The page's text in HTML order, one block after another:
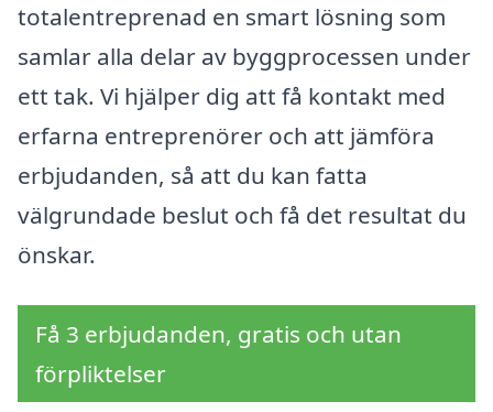
totalentreprenad en smart lösning som
samlar alla delar av byggprocessen under
ett tak. Vi hjälper dig att få kontakt med
erfarna entreprenörer och att jämföra
erbjudanden, så att du kan fatta
välgrundade beslut och få det resultat du
önskar.
Få 3 erbjudanden, gratis och utan
förpliktelser